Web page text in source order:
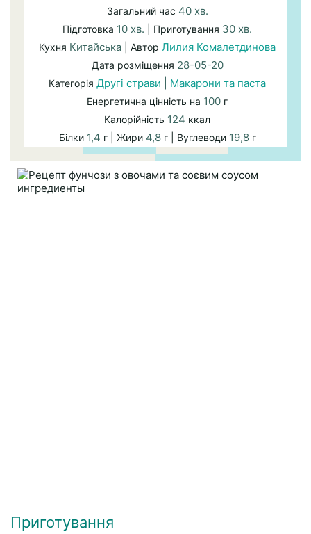
Загальний час 40 хв.
Підготовка 10 хв. | Приготування 30 хв.
Кухня Китайська | Автор Лилия Комалетдинова
Дата розміщення 28-05-20
Категорія Другі страви Макарони та паста
Енергетична цінність на 100 г
Калорійність 124 ккал
Білки 1,4 г | Жири 4,8г | Вуглеводи 19,8г
Приготування